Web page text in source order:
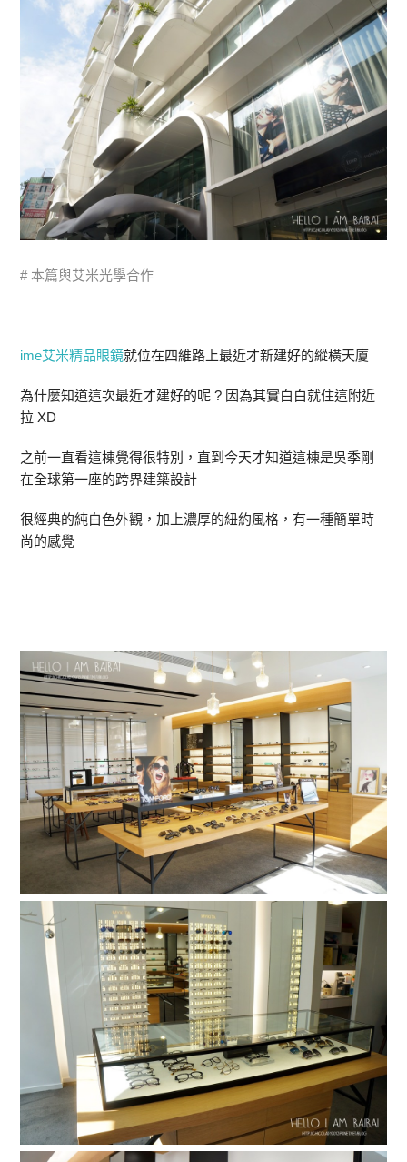
# 本篇與艾米光學合作
ime艾米精品眼鏡就位在四維路上最近才新建好的縱橫天廈
為什麼知道這次最近才建好的呢 ? 因為其實白白就住這附近
拉 XD
之前一直看這棟覺得很特別，直到今天才知道這棟是吳季剛
在全球第一座的跨界建築設計
很經典的純白色外觀，加上濃厚的紐約風格，有一種簡單時
尚的感覺